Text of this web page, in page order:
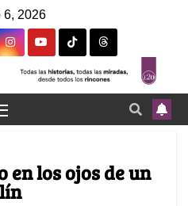
6, 2026
en los ojos de un